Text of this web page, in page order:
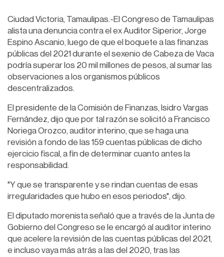
Ciudad Victoria, Tamaulipas.-El Congreso de Tamaulipas
alista una denuncia contra el ex Auditor Siperior, Jorge
Espino Ascanio, luego de que el boquete a las finanzas
públicas del 2021 durante el sexenio de Cabeza de Vaca
podría superar los 20 mil millones de pesos, al sumar las
observaciones a los organismos públicos
descentralizados.
El presidente de la Comisión de Finanzas, Isidro Vargas
Fernández, dijo que por tal razón se solicitó a Francisco
Noriega Orozco, auditor interino, que se haga una
revisión a fondo de las 159 cuentas públicas de dicho
ejercicio fiscal, a fin de determinar cuanto antes la
responsabilidad.
"Y que se transparente y se rindan cuentas de esas
irregularidades que hubo en esos periodos", dijo.
El diputado morenista señaló que a través de la Junta de
Gobierno del Congreso se le encargó al auditor interino
que acelere la revisión de las cuentas públicas del 2021,
e incluso vaya más atrás a las del 2020, tras las